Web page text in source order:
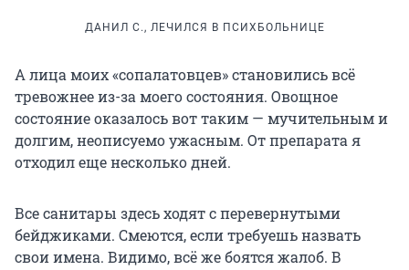
ДАНИЛ С., ЛЕЧИЛСЯ В ПСИХБОЛЬНИЦЕ
А лица моих «сопалатовцев» становились всё
тревожнее из-за моего состояния. Овощное
состояние оказалось вот таким — мучительным и
долгим, неописуемо ужасным. От препарата я
отходил еще несколько дней.
Все санитары здесь ходят с перевернутыми
бейджиками. Смеются, если требуешь назвать
свои имена. Видимо, всё же боятся жалоб. В